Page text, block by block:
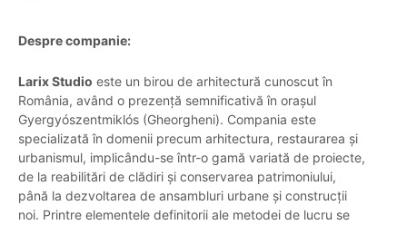
Despre companie:
Larix Studio este un birou de arhitectură cunoscut în
România, având o prezență semnificativă în orașul
Gyergyószentmiklós (Gheorgheni). Compania este
specializată în domenii precum arhitectura, restaurarea și
urbanismul, implicându-se într-o gamă variată de proiecte,
de la reabilitări de clădiri și conservarea patrimoniului,
până la dezvoltarea de ansambluri urbane și construcții
noi. Printre elementele definitorii ale metodei de lucru se